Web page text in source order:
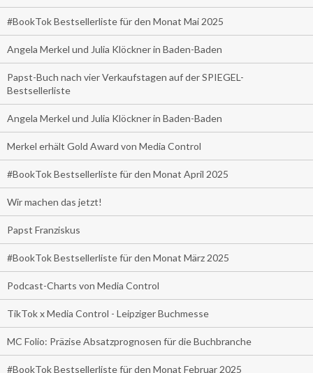
#BookTok Bestsellerliste für den Monat Mai 2025
Angela Merkel und Julia Klöckner in Baden-Baden
Papst-Buch nach vier Verkaufstagen auf der SPIEGEL-
Bestsellerliste
Angela Merkel und Julia Klöckner in Baden-Baden
Merkel erhält Gold Award von Media Control
#BookTok Bestsellerliste für den Monat April 2025
Wir machen das jetzt!
Papst Franziskus
#BookTok Bestsellerliste für den Monat März 2025
Podcast-Charts von Media Control
TikTok x Media Control - Leipziger Buchmesse
MC Folio: Präzise Absatzprognosen für die Buchbranche
#BookTok Bestsellerliste für den Monat Februar 2025